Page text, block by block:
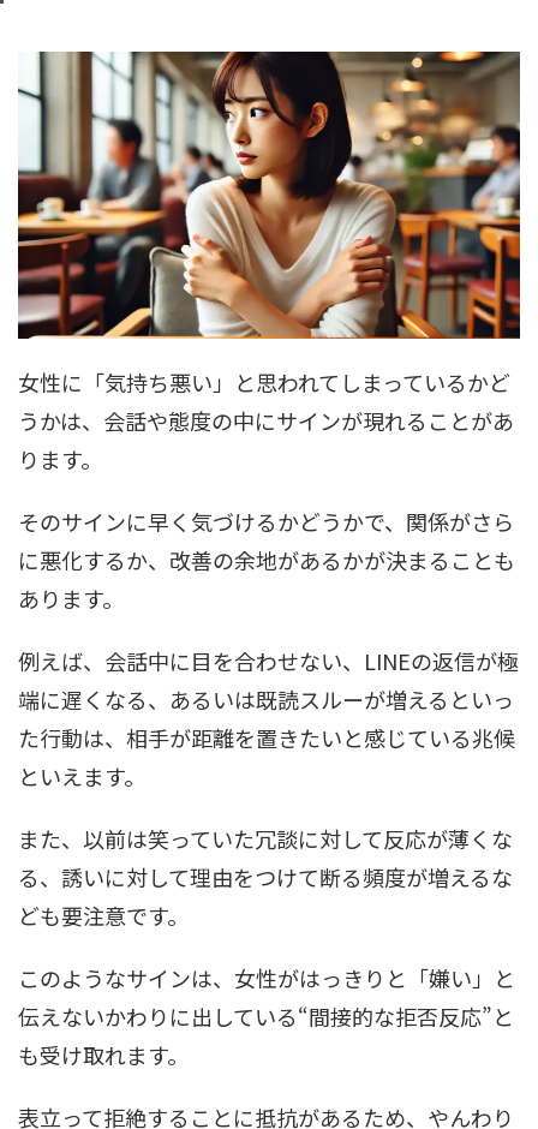
女性に「気持ち悪い」と思われてしまっているかど
うかは、会話や態度の中にサインが現れることがあ
ります。
そのサインに早く気づけるかどうかで、関係がさら
に悪化するか、改善の余地があるかが決まることも
あります。
例えば、会話中に目を合わせない、LINEの返信が極
端に遅くなる、あるいは既読スルーが増えるといっ
た行動は、相手が距離を置きたいと感じている兆候
といえます。
また、以前は笑っていた冗談に対して反応が薄くな
る、誘いに対して理由をつけて断る頻度が増えるな
ども要注意です。
このようなサインは、女性がはっきりと「嫌い」と
伝えないかわりに出している“間接的な拒否反応”と
も受け取れます。
表立って拒絶することに抵抗があるため、やんわり